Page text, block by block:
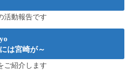
活動報告です
は宮崎が～
ご紹介します